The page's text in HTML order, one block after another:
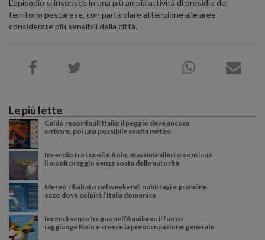
L’episodio si inserisce in una più ampia attività di presidio del
territorio pescarese, con particolare attenzione alle aree
considerate più sensibili della città.
Le più lette
Caldo record sull'Italia: il peggio deve ancora
arrivare, poi una possibile svolta meteo
Incendio tra Lucoli e Roio, massima allerta: continua
il monitoraggio senza sosta delle autorità
Meteo ribaltato nel weekend: nubifragi e grandine,
ecco dove colpirà l’Italia domenica
Incendi senza tregua nell’Aquilano: il fuoco
raggiunge Roio e cresce la preoccupazione generale